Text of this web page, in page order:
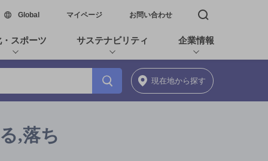
Global新しいウィンドウで開く
マイページ お問い合わせ 検索窓を開く
スポーツ サステナビリティ 企業情報
現在地から探す
,落ち